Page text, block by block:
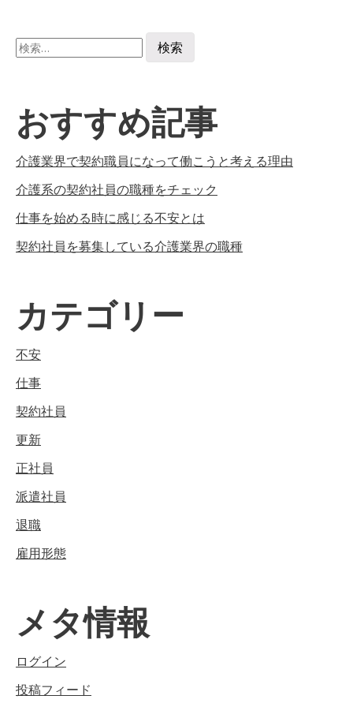
検
索:
おすすめ記事
介護業界で契約職員になって働こうと考える理由
介護系の契約社員の職種をチェック
仕事を始める時に感じる不安とは
契約社員を募集している介護業界の職種
カテゴリー
不安
仕事
契約社員
更新
正社員
派遣社員
退職
雇用形態
メタ情報
ログイン
投稿フィード